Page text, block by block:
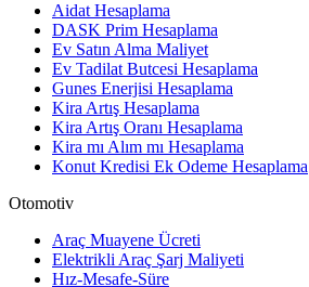
Aidat Hesaplama
DASK Prim Hesaplama
Ev Satın Alma Maliyet
Ev Tadilat Butcesi Hesaplama
Gunes Enerjisi Hesaplama
Kira Artış Hesaplama
Kira Artış Oranı Hesaplama
Kira mı Alım mı Hesaplama
Konut Kredisi Ek Odeme Hesaplama
Otomotiv
Araç Muayene Ücreti
Elektrikli Araç Şarj Maliyeti
Hız-Mesafe-Süre